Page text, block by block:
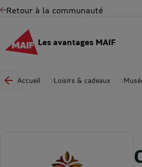
Retour à la communauté
Les avantages MAIF
Accueil Loisirs & cadeaux